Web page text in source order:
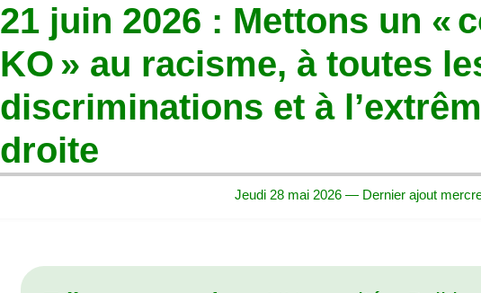
21 juin 2026 : Mettons un «
KO » au racisme, à toutes
discriminations et à
droite
Jeudi 28 mai 2026 — Dernier ajout